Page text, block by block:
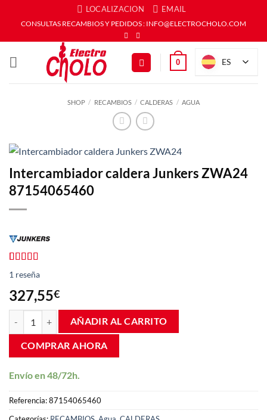
LOCALIZACION EMAIL
CONSULTAS RECAMBIOS Y PEDIDOS : INFO@ELECTROCHOLO.COM
0 ES
SHOP / RECAMBIOS / CALDERAS / AGUA
Intercambiador caldera Junkers ZWA24
87154065460
Valorado
con5.00
5 en base a
1
valoración
de un cliente
1 reseña
327,55€
Intercambiador caldera Junkers ZWA24 87154065460 cantidad
AÑADIR AL CARRITO
COMPRAR AHORA
Envío en 48/72h.
Referencia:87154065460